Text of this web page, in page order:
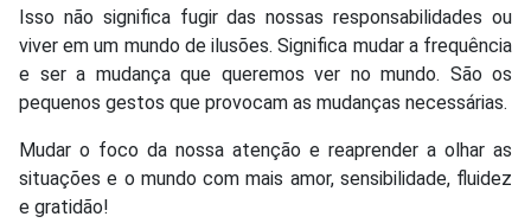
Isso não significa fugir das nossas responsabilidades ou
viver em um mundo de ilusões. Significa mudar a frequência
e ser a mudança que queremos ver no mundo. São os
pequenos gestos que provocam as mudanças necessárias.
Mudar o foco da nossa atenção e reaprender a olhar as
situações e o mundo com mais amor, sensibilidade, fluidez
e gratidão!